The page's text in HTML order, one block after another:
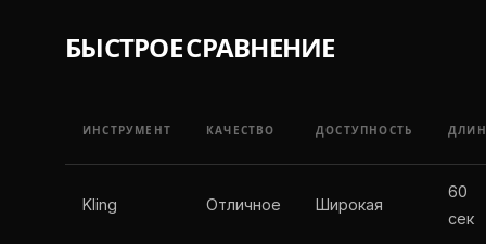
БЫСТРОЕ СРАВНЕНИЕ
ИНСТРУМЕНТ КАЧЕСТВО ДОСТУПНОСТЬ
Kling Отличное Широкая
60
сек